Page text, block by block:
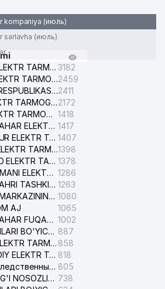
DAVLAT JAHON
kompaniya (июль)
sarlavha (июль)
YASHNOBOD ELEKTR TARMOG'I NOSOZLIKLARI XIZMATI 3182
CHILONZOR ELEKTR TARMOG'I NOSOZLIK XIZMATI2459
O'ZBEKISTON RESPUBLIKASI BOSH PROKURATURASI ISHONCH TELEFONI2411
OLMAZOR ELEKTR TARMOG'I NOSOZLIKLARI XIZMATI2172
UCH-TEPA ELEKTR TARMOG'I NOSOZLIKLARI XIZMATI 1418
TOSHKENT SHAHAR ELEKTR TARMOQLARI KORXONASI AJ 1417
SHAYXONTOHUR ELEKTR TARMOG'I NOSOZLIKLARINI TUZATISH XIZMATI 1407
SAMARQAND ELEKTR TARMOQLARI AJ1398
SURXONDARYO ELEKTR TARMOQLARI AJ 1378
TOSHKENT TUMANI ELEKTR TARMOG'I AVARIYA XIZMATI 1286
TOSHKENT SHAHRI TASHKILOT TELEFONLARI HAQIDA MA'LUMOT BYUROSI 1263
DAVLAT TEST MARKAZINING ISHONCH TELEFONLARI 1080
AJ
1065
TOSHKENT SHAHAR FUQAROLIK ISHLARI BO'YICHA SUDI 1002
FUQAROLIK ISHLARI BO'YICHA YAKKASAROY TUMANLARARO SUDI 887
YUNUSOBOD ELEKTR TARMOG'I NOSOZLIKLARI XIZMATI 858
NAVOIY HUDUDIY ELEKTR TARMOQLARI KORXONASI AJ 818
Ташкентский следственный изолятор 805
ELEKTRTARMOG'I NOSOZLIKLARINI TO'ZATISH SERGELI XIZMATI 738